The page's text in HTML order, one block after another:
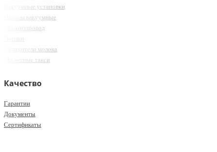
Вакуумные установки
Насосы вакуумные
Молокопровод
Охладители молока
Молочные такси
Качество
Гарантии
Документы
Сертификаты